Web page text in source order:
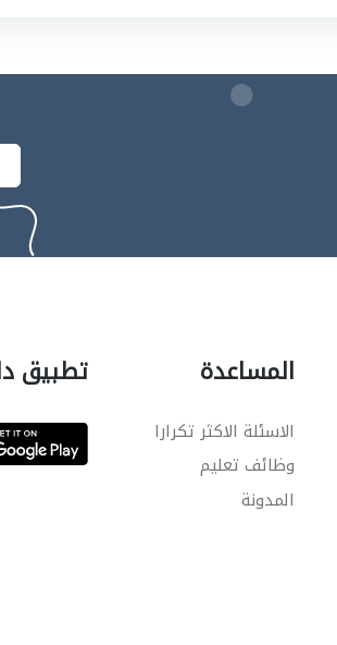
المساعدة
الاسئلة الاكثر تكرارا
وظائف تعليم
المدونة
تطبيق